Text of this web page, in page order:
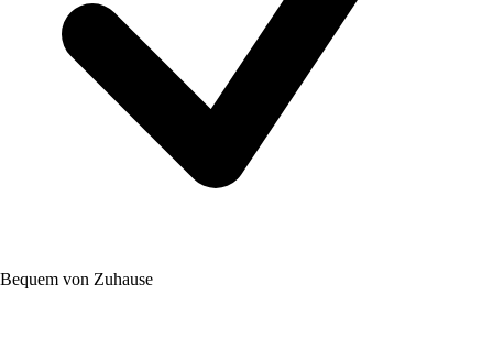
Bequem von Zuhause